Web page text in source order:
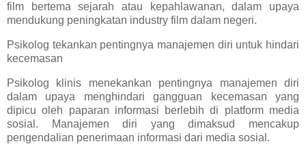
film bertema sejarah atau kepahlawanan, dalam upaya
mendukung peningkatan industry film dalam negeri.
Psikolog tekankan pentingnya manajemen diri untuk hindari
kecemasan
Psikolog klinis menekankan pentingnya manajemen diri
dalam upaya menghindari gangguan kecemasan yang
dipicu oleh paparan informasi berlebih di platform media
sosial. Manajemen diri yang dimaksud mencakup
pengendalian penerimaan informasi dari media sosial.